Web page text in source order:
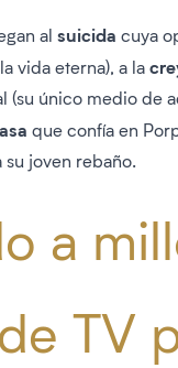
al suicida cuya
vida eterna), a la
(su único medio de
que confía en
joven rebaño.
a
TV